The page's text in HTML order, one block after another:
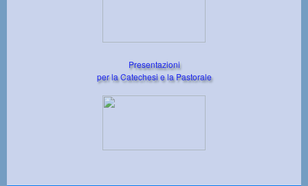
Presentazioni
per la Catechesi e la Pastorale